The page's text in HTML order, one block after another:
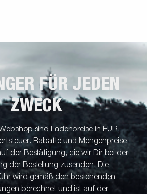
FÜR JEDEN
ZWECK
sind Ladenpreise in EUR,
Rabatte und Mengenpreise
der Bestätigung, die wir Dir bei der
der Bestellung zusenden. Die
wird gemäß den bestehenden
berechnet und ist auf der